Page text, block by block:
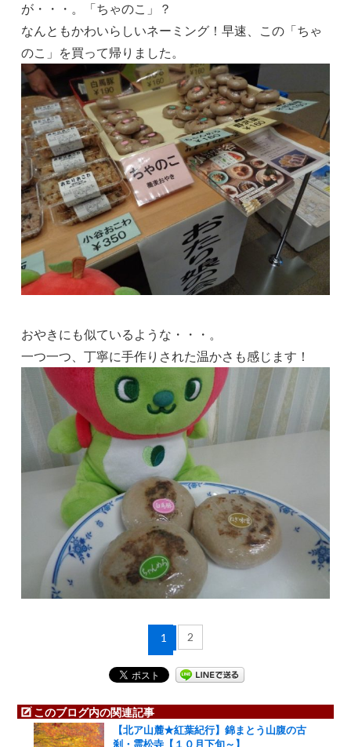
が・・・。「ちゃのこ」？
なんともかわいらしいネーミング！早速、この「ちゃ
のこ」を買って帰りました。
おやきにも似ているような・・・。
一つ一つ、丁寧に手作りされた温かさも感じます！
1 2
このブログ内の関連記事
【北ア山麓★紅葉紀行】錦まとう山腹の古
刹・霊松寺【１０月下旬～】